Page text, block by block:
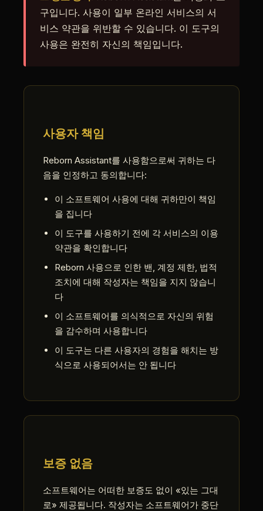
구입니다. 사용이 일부 온라인 서비스의 서
비스 약관을 위반할 수 있습니다. 이 도구의
사용은 완전히 자신의 책임입니다.
사용자 책임
Reborn Assistant를 사용함으로써 귀하는 다
음을 인정하고 동의합니다:
이 소프트웨어 사용에 대해 귀하만이 책임
을 집니다
이 도구를 사용하기 전에 각 서비스의 이용
약관을 확인합니다
Reborn 사용으로 인한 밴, 계정 제한, 법적
조치에 대해 작성자는 책임을 지지 않습니
다
이 소프트웨어를 의식적으로 자신의 위험
을 감수하며 사용합니다
이 도구는 다른 사용자의 경험을 해치는 방
식으로 사용되어서는 안 됩니다
보증 없음
소프트웨어는 어떠한 보증도 없이 «있는 그대
로» 제공됩니다. 작성자는 소프트웨어가 중단